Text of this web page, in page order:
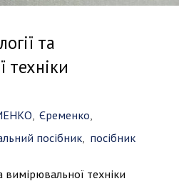
та
техніки
Єременко
посібник посібник
вимірювальної техніки